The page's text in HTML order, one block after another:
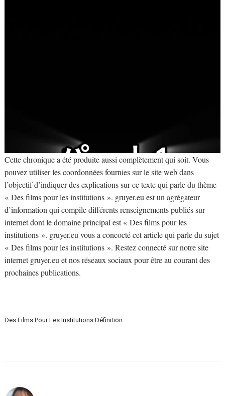
Cette chronique a été produite aussi complètement qui soit. Vous
pouvez utiliser les coordonnées fournies sur le site web dans
l’objectif d’indiquer des explications sur ce texte qui parle du thème
« Des films pour les institutions ». gruyer.eu est un agrégateur
d’information qui compile différents renseignements publiés sur
internet dont le domaine principal est « Des films pour les
institutions ». gruyer.eu vous a concocté cet article qui parle du sujet
« Des films pour les institutions ». Restez connecté sur notre site
internet gruyer.eu et nos réseaux sociaux pour être au courant des
prochaines publications.
Des Films Pour Les Institutions Définition: